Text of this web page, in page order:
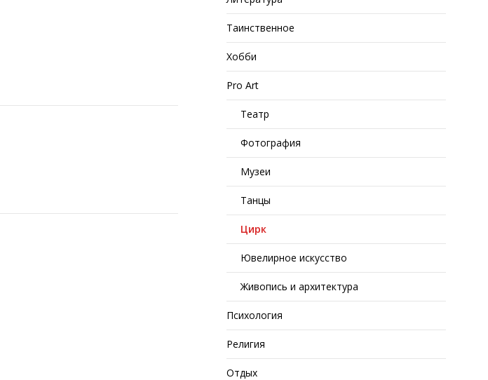
Таинственное
Хобби
Pro Art
Театр
Фотография
Музеи
Танцы
Цирк
Ювелирное искусство
Живопись и архитектура
Психология
Религия
Отдых